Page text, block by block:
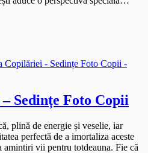
Sedințe Foto Copii
plină de energie și veselie, iar
perfectă de a imortaliza aceste
amintiri vii pentru totdeauna. Fie că